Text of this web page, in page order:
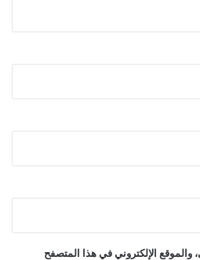
والموقع الإلكتروني في هذا المتصفح